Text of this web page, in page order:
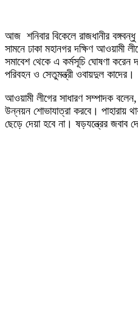
আজ শনিবার বিকেলে রাজধানীর বঙ্গবন্ধু
সামনে ঢাকা মহানগর দক্ষিণ আওয়ামী
সমাবেশ থেকে এ কর্মসূচি ঘোষণা করেন
পরিবহন ও সেতুমন্ত্রী ওবায়দুল কাদের।
আওয়ামী লীগের সাধারণ সম্পাদক
উন্নয়ন শোভাযাত্রা করবে।
ছেড়ে দেয়া হবে না। ষড়যন্ত্রের জবাব